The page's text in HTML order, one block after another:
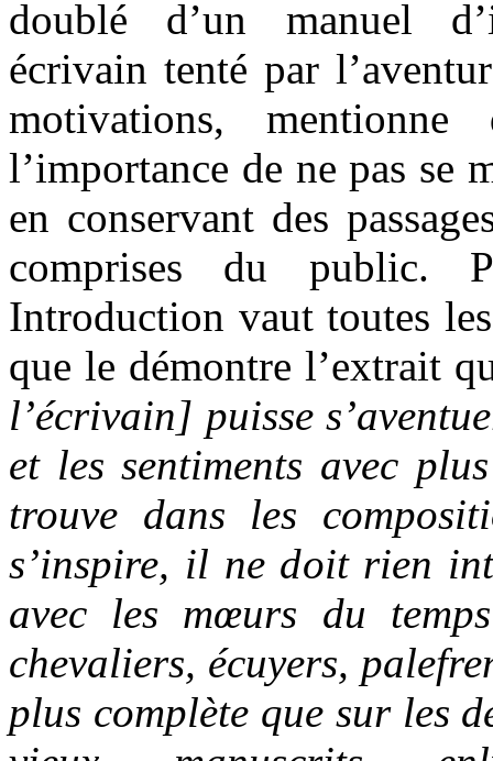
doublé d’un manuel
écrivain tenté par
motivations, mentionne
l’importance de ne pas se
en conservant des
comprises du public.
Introduction vaut toutes
que le démontre l’extrait
l’écrivain] puisse
et les sentiments avec
trouve dans les
s’inspire, il ne doit rien
avec les mœurs du
chevaliers, écuyers,
plus complète que sur les